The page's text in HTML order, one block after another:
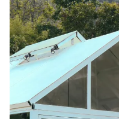
Thị trường 24h
VTV4
Liên hệ tòa soạn